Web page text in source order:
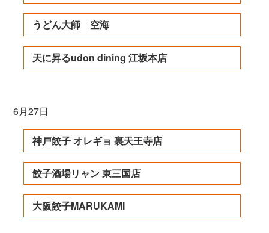
うどん大師 空海
天に昇るudon dining 江坂本店
6月27日
神戸餃子 オレギョ 裏天王寺店
餃子酒場リャン 東三国店
大阪餃子MARUKAMI